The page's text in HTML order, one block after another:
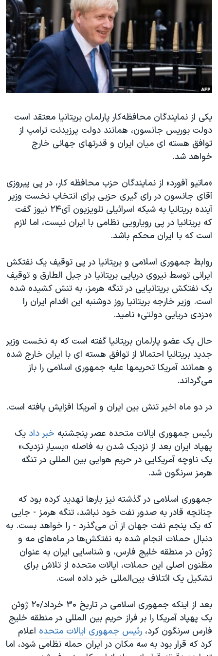
فرهنگ و زندگی
حقوق شهروندی
اقتصادی
علم و فناوری
اسرائیل در جنگ
آرشیو پخش زنده
انتخابات ریاست جمهوری آمریکا ۲۰۲۴
حمله جمهوری اسلامی به اسرائیل
رمز مهسا
ورزش زنان در ایران
مجموعه مستندهای دادخواهی
تریبونال مردمی آبان ۹۸
دادگاه حمید نوری
قانون شفافیت دارائی کادر رهبری ایران
اعتراضات مردمی آبان ۹۸
اسرائیل در جنگ
نرگس محمدی برنده جایزه نوبل صلح
صفحه‌های ویژه
سفر پرزیدنت ترامپ به چین
زبانهای مختلف
یکی از نمایندگان محافظه‌کار پارلمان بریتانیا معتقد است
دولت بوریس جانسون، همانند دولت پرزیدنت ترامپ از
توافق هسته ای میان ایران و قدرتهای جهانی خارج
خواهد شد.
«ماتیو آفورد» از نمایندگان حزب محافظه کار، در پی پیروزی
آقای جانسون در رای گیری حزبی برای انتخاب نخست وزیر
آینده بریتانیا به شبکه اسرائیلی تلویزیون آی۲۴ نیوز گفت
که بریتانیا در پی رویارویی نظامی با ایران نیست، اما لازم
است که با ایران محکم باشد.
روابط جمهوری اسلامی و بریتانیا در پی توقیف یک نفتکش
ایرانی توسط نیروی دریایی بریتانیا در جبل الطارق و توقیف
یک نفتکش بریتانیایی در تنگه هرمز، به تنش کشیده شده
است. وزیر خارجه بریتانیا روز دوشنبه این اقدام ایران را
«دزدی دریایی دولتی» نامید.
حال یک عضو پارلمان بریتانیا گفته است که به نخست وزیر
جدید بریتانیا احتمالا از توافق هسته ای با ایران خارج شده
و همانند آمریکا تحریمها علیه جمهوری اسلامی را باز
می‌گرداند.
در دو ماه اخیر تنش بین ایران و آمریکا افزایش یافته است.
رئیس جمهوری ایالات متحده عصر پنجشنبه خبر داد یک
پهپاد ایران بعد از نزدیک شدن به فاصله «بسیار نزدیک»
یک ناوچه آمریکایی در حریم هوایی بین المللی در تنگه
هرمز سرنگون شد.
جمهوری اسلامی در گذشته نیز بارها تهدید کرده بود که
چنانچه قادر به صدور نفت خود نباشد، تنگه هرمز - جایی
که یک پنجم نفت جهان از آن می‌گذرد - را خواهد بست. به
دنبال حملات انجام شده به نفتکش‌ها در ماه‌های مه و
ژوئن در منطقه خلیج فارس، و شناسایی ایران به عنوان
مظنون اصلی این حملات، ایالات متحده از تلاش برای
تشکیل یک ائتلاف بین‌المللی خبر داده است.
بعد از اینکه جمهوری اسلامی در تاریخ ۳۰ خرداد/۲۰ ژوئن
یک پهپاد آمریکا را بر فراز حریم بین المللی در منطقه خلیج
فارس سرنگون کرد، رئیس جمهوری ایالات متحده اعلام
کرد که قرار بود به سه مکان در ایران حمله نظامی شود، اما